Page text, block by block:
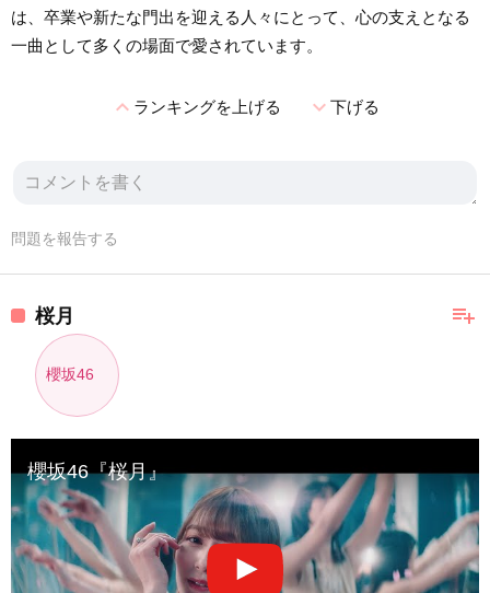
は、卒業や新たな門出を迎える人々にとって、心の支えとなる
一曲として多くの場面で愛されています。
expand_lessランキングを上げる expand_more下げる
問題を報告する
playlist_add
桜月
櫻坂46
櫻坂46『桜月』